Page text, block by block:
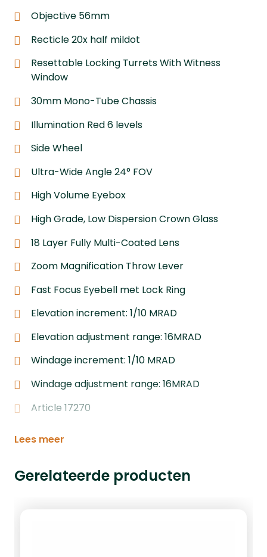
Objective 56mm
Recticle 20x half mildot
Resettable Locking Turrets With Witness
Window
30mm Mono-Tube Chassis
Illumination Red 6 levels
Side Wheel
Ultra-Wide Angle 24° FOV
High Volume Eyebox
High Grade, Low Dispersion Crown Glass
18 Layer Fully Multi-Coated Lens
Zoom Magnification Throw Lever
Fast Focus Eyebell met Lock Ring
Elevation increment: 1/10 MRAD
Elevation adjustment range: 16MRAD
Windage increment: 1/10 MRAD
Windage adjustment range: 16MRAD
Article 17270
Lees meer
Gerelateerde producten